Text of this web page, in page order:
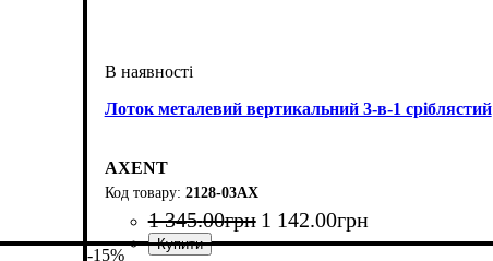
Лоток металевий вертикальний 3-в-1 сріблястий
AXENT
2128-03АХ
1 345.00грн 1 142.00грн
-15%